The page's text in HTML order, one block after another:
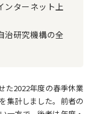
ーネット上
究機構の全
2022年度の春季休業
集計しました。前者の